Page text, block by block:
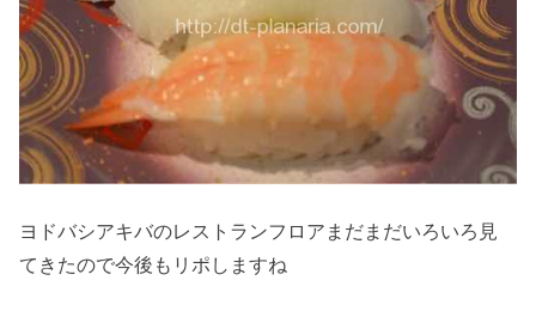
ヨドバシアキバのレストランフロアまだまだいろいろ見
てきたので今後もリポしますね